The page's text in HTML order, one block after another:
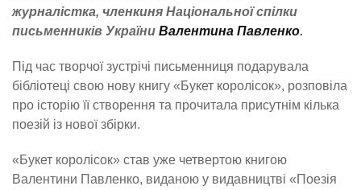
журналістка, членкиня Національної спілки
письменників України Валентина Павленко.
Під час творчої зустрічі письменниця подарувала
бібліотеці свою нову книгу «Букет королісок», розповіла
про історію її створення та прочитала присутнім кілька
поезій із нової збірки.
«Букет королісок» став уже четвертою книгою
Валентини Павленко, виданою у видавництві «Поезія